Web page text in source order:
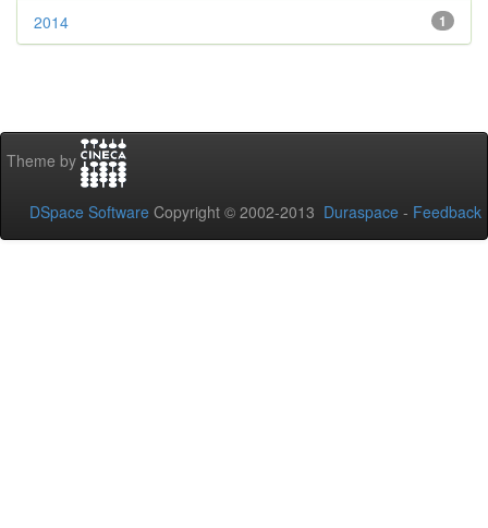
1
2014
Theme by
DSpace Software Copyright © 2002-2013 Duraspace - Feedback